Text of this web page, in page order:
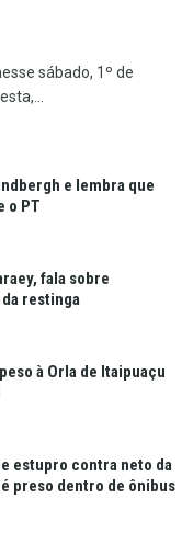
sábado, 1º de
e lembra que
o PT
fala sobre
restinga
à Orla de Itaipuaçu
estupro contra neto da
preso dentro de ônibus